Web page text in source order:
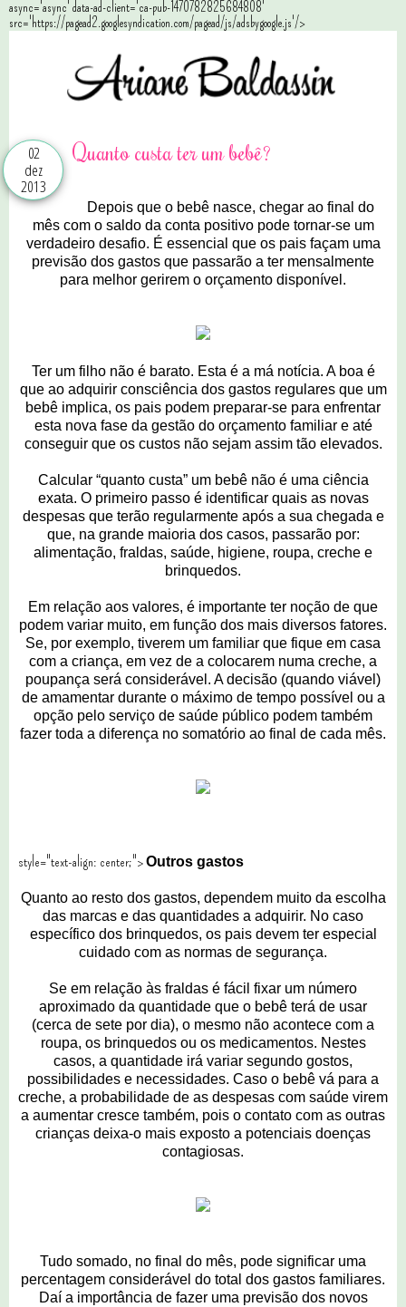
async='async' data-ad-client='ca-pub-1470782825684808'
src='https://pagead2.googlesyndication.com/pagead/js/adsbygoogle.js'/>
02
dez
2013
Quanto custa ter um bebê?
Depois que o bebê nasce, chegar ao final do
mês com o saldo da conta positivo pode tornar-se um
verdadeiro desafio. É essencial que os pais façam uma
previsão dos gastos que passarão a ter mensalmente
para melhor gerirem o orçamento disponível.
Ter um filho não é barato. Esta é a má notícia. A boa é
que ao adquirir consciência dos gastos regulares que um
bebê implica, os pais podem preparar-se para enfrentar
esta nova fase da gestão do orçamento familiar e até
conseguir que os custos não sejam assim tão elevados.
Calcular “quanto custa” um bebê não é uma ciência
exata. O primeiro passo é identificar quais as novas
despesas que terão regularmente após a sua chegada e
que, na grande maioria dos casos, passarão por:
alimentação, fraldas, saúde, higiene, roupa, creche e
brinquedos.
Em relação aos valores, é importante ter noção de que
podem variar muito, em função dos mais diversos fatores.
Se, por exemplo, tiverem um familiar que fique em casa
com a criança, em vez de a colocarem numa creche, a
poupança será considerável. A decisão (quando viável)
de amamentar durante o máximo de tempo possível ou a
opção pelo serviço de saúde público podem também
fazer toda a diferença no somatório ao final de cada mês.
style="text-align: center;">Outros gastos
Quanto ao resto dos gastos, dependem muito da escolha
das marcas e das quantidades a adquirir. No caso
específico dos brinquedos, os pais devem ter especial
cuidado com as normas de segurança.
Se em relação às fraldas é fácil fixar um número
aproximado da quantidade que o bebê terá de usar
(cerca de sete por dia), o mesmo não acontece com a
roupa, os brinquedos ou os medicamentos. Nestes
casos, a quantidade irá variar segundo gostos,
possibilidades e necessidades. Caso o bebê vá para a
creche, a probabilidade de as despesas com saúde virem
a aumentar cresce também, pois o contato com as outras
crianças deixa-o mais exposto a potenciais doenças
contagiosas.
Tudo somado, no final do mês, pode significar uma
percentagem considerável do total dos gastos familiares.
Daí a importância de fazer uma previsão dos novos